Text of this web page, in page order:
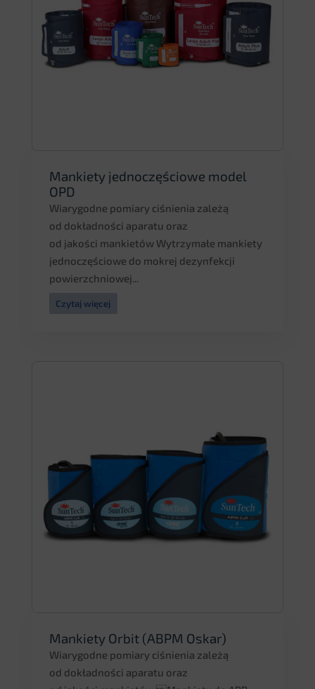
Mankiety jednoczęściowe model
OPD
Wiarygodne pomiary ciśnienia zależą
od dokładności aparatu oraz
od jakości mankietów Wytrzymałe mankiety
jednoczęściowe do mokrej dezynfekcji
powierzchniowej...
Czytaj więcej
Mankiety Orbit (ABPM Oskar)
Wiarygodne pomiary ciśnienia zależą
od dokładności aparatu oraz